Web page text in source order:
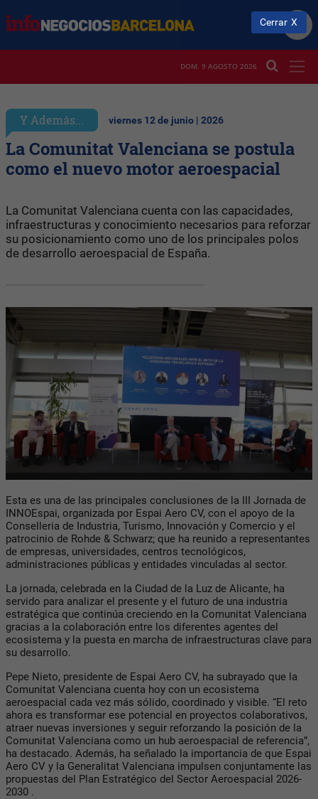
DOM. 9 AGOSTO 2026
Y Además... viernes 12 de junio | 2026
La Comunitat Valenciana se postula
como el nuevo motor aeroespacial
La Comunitat Valenciana cuenta con las capacidades,
infraestructuras y conocimiento necesarios para reforzar
su posicionamiento como uno de los principales polos
de desarrollo aeroespacial de España.
Esta es una de las principales conclusiones de la III Jornada de
INNOEspai, organizada por Espai Aero CV, con el apoyo de la
Conselleria de Industria, Turismo, Innovación y Comercio y el
patrocinio de Rohde & Schwarz; que ha reunido a representantes
de empresas, universidades, centros tecnológicos,
administraciones públicas y entidades vinculadas al sector.
La jornada, celebrada en la Ciudad de la Luz de Alicante, ha
servido para analizar el presente y el futuro de una industria
estratégica que continúa creciendo en la Comunitat Valenciana
gracias a la colaboración entre los diferentes agentes del
ecosistema y la puesta en marcha de infraestructuras clave para
su desarrollo.
Pepe Nieto, presidente de Espai Aero CV, ha subrayado que la
Comunitat Valenciana cuenta hoy con un ecosistema
aeroespacial cada vez más sólido, coordinado y visible. “El reto
ahora es transformar ese potencial en proyectos colaborativos,
atraer nuevas inversiones y seguir reforzando la posición de la
Comunitat Valenciana como un hub aeroespacial de referencia”,
ha destacado. Además, ha señalado la importancia de que Espai
Aero CV y ​​la Generalitat Valenciana impulsen conjuntamente las
propuestas del Plan Estratégico del Sector Aeroespacial 2026-
2030 .
Cerrar